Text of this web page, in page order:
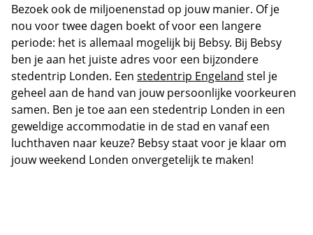
Bezoek ook de miljoenenstad op jouw manier. Of je
nou voor twee dagen boekt of voor een langere
periode: het is allemaal mogelijk bij Bebsy. Bij Bebsy
ben je aan het juiste adres voor een bijzondere
stedentrip Londen. Een stedentrip Engeland stel je
geheel aan de hand van jouw persoonlijke voorkeuren
samen. Ben je toe aan een stedentrip Londen in een
geweldige accommodatie in de stad en vanaf een
luchthaven naar keuze? Bebsy staat voor je klaar om
jouw weekend Londen onvergetelijk te maken!